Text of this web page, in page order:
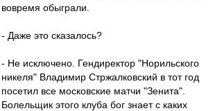
вовремя обыграли.
- Даже это сказалось?
- Не исключено. Гендиректор "Норильского
никеля" Владимир Стржалковский в тот год
посетил все московские матчи "Зенита".
Болельщик этого клуба бог знает с каких